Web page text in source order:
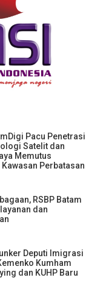
Pacu Penetrasi
Satelit dan
Memutus
Perbatasan
RSBP Batam
dan
Deputi Imigrasi
Kumham
dan KUHP Baru